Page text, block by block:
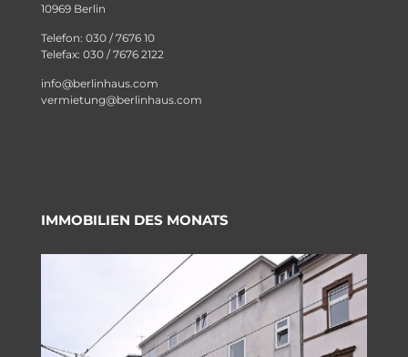
10969 Berlin
Telefon: 030 / 7676 10
Telefax: 030 / 7676 2122
info@berlinhaus.com
vermietung@berlinhaus.com
IMMOBILIEN DES MONATS